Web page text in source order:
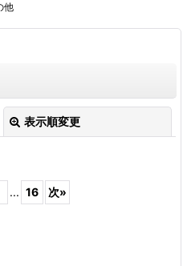
他
表示順変更
... 16 次»